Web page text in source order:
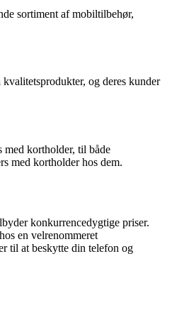
sortiment af mobiltilbehør,
og deres kunder
med kortholder, til både
med kortholder hos dem.
konkurrencedygtige priser.
en velrenommeret
til at beskytte din telefon og